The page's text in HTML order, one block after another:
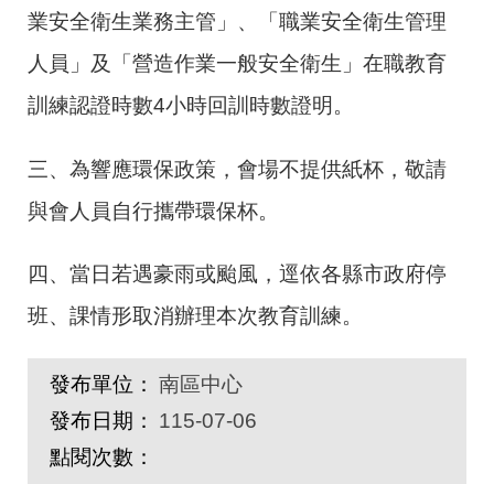
業安全衛生業務主管」、「職業安全衛生管理
人員」及「營造作業一般安全衛生」在職教育
訓練認證時數4小時回訓時數證明。
三、為響應環保政策，會場不提供紙杯，敬請
與會人員自行攜帶環保杯。
四、當日若遇豪雨或颱風，逕依各縣市政府停
班、課情形取消辦理本次教育訓練。
發布單位： 南區中心
發布日期：
115-07-06
點閱次數：